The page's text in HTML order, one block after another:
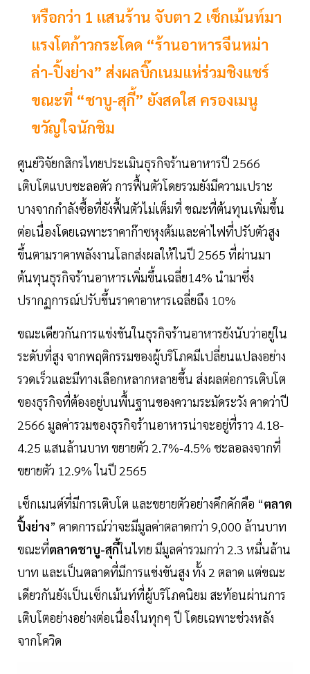
หรือกว่า 1 เเสนร้าน จับตา 2 เซ็กเม้นท์มา
แรงโตก้าวกระโดด “ร้านอาหารจีนหม่า
ล่า-ปิ้งย่าง” ส่งผลบิ๊กเนมแห่ร่วมชิงแชร์
ขณะที่ “ชาบู-สุกี้” ยังสดใส ครองเมนู
ขวัญใจนักชิม
ศูนย์วิจัยกสิกรไทยประเมินธุรกิจร้านอาหารปี 2566
เติบโตแบบชะลอตัว การฟื้นตัวโดยรวมยังมีความเปราะ
บางจากกำลังซื้อที่ยังฟื้นตัวไม่เต็มที่ ขณะที่ต้นทุนเพิ่มขึ้น
ต่อเนื่องโดยเฉพาะราคาก๊าซหุงต้มและค่าไฟที่ปรับตัวสูง
ขึ้นตามราคาพลังงานโลกส่งผลให้ในปี 2565 ที่ผ่านมา
ต้นทุนธุรกิจร้านอาหารเพิ่มขึ้นเฉลี่ย14% นำมาซึ่ง
ปรากฏการณ์ปรับขึ้นราคาอาหารเฉลี่ยถึง 10%
ขณะเดียวกันการแข่งขันในธุรกิจร้านอาหารยังนับว่าอยู่ใน
ระดับที่สูง จากพฤติกรรมของผู้บริโภคมีเปลี่ยนแปลงอย่าง
รวดเร็วและมีทางเลือกหลากหลายขึ้น ส่งผลต่อการเติบโต
ของธุรกิจที่ต้องอยู่บนพื้นฐานของความระมัดระวัง คาดว่าปี
2566 มูลค่ารวมของธุรกิจร้านอาหารน่าจะอยู่ที่ราว 4.18-
4.25 แสนล้านบาท ขยายตัว 2.7%-4.5% ชะลอลงจากที่
ขยายตัว 12.9% ในปี 2565
เซ็กเมนต์ที่มีการเติบโต และขยายตัวอย่างคึกคักคือ “ตลาด
ปิ้งย่าง” คาดการณ์ว่าจะมีมูลค่าตลาดกว่า 9,000 ล้านบาท
ขณะที่ตลาดชาบู-สุกี้ในไทย มีมูลค่ารวมกว่า 2.3 หมื่นล้าน
บาท และเป็นตลาดที่มีการแข่งขันสูง ทั้ง 2 ตลาด แต่ขณะ
เดียวกันยังเป็นเซ็กเม้นท์ที่ผู้บริโภคนิยม สะท้อนผ่านการ
เติบโตอย่างอย่างต่อเนื่องในทุกๆ ปี โดยเฉพาะช่วงหลัง
จากโควิด